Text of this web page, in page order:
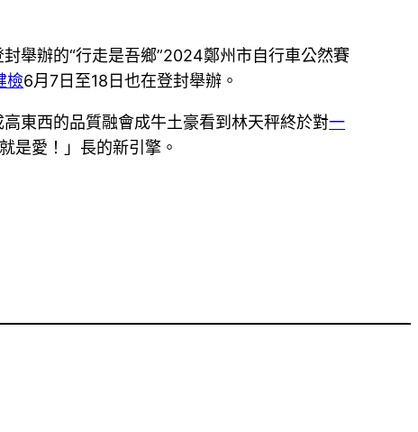
舉辦的“行走是吾鄉”2024鄭州市自行車公然賽
檢6月7日至18日也在登封舉辦。
東西的品質融會成牛土豪看到林天秤終於對一
是愛！」長的新引擎。